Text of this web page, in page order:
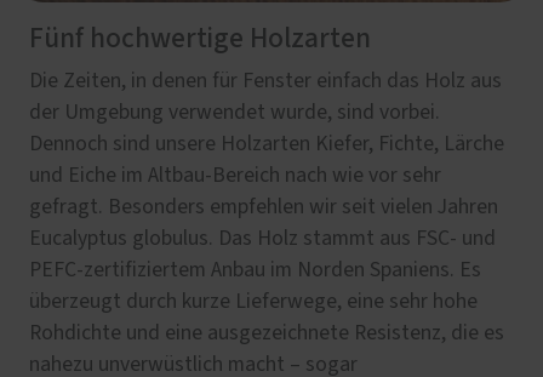
Fünf hochwertige Holzarten
Die Zeiten, in denen für Fenster einfach das Holz aus
der Umgebung verwendet wurde, sind vorbei.
Dennoch sind unsere Holzarten Kiefer, Fichte, Lärche
und Eiche im Altbau-Bereich nach wie vor sehr
gefragt. Besonders empfehlen wir seit vielen Jahren
Eucalyptus globulus. Das Holz stammt aus FSC- und
PEFC-zertifiziertem Anbau im Norden Spaniens. Es
überzeugt durch kurze Lieferwege, eine sehr hohe
Rohdichte und eine ausgezeichnete Resistenz, die es
nahezu unverwüstlich macht – sogar